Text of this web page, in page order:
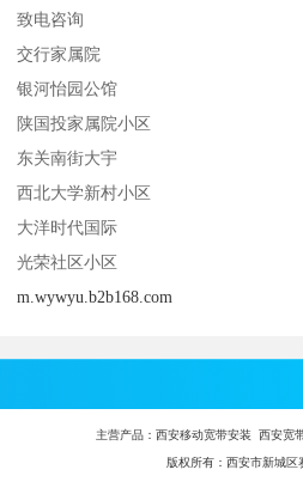
致电咨询
交行家属院
银河怡园公馆
陕国投家属院小区
东关南街大宇
西北大学新村小区
大洋时代国际
光荣社区小区
m.wywyu.b2b168.com
主营产品： 西安移动宽带安装 西安宽
版权所有：西安市新城区